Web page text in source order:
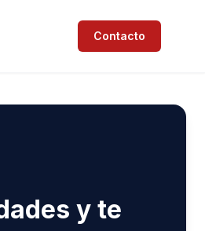
Contacto
y te